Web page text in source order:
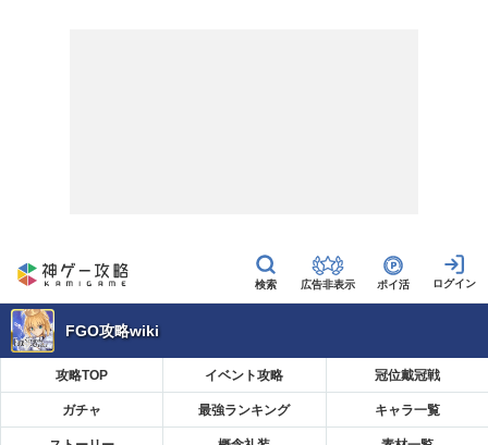
広告非表示 ポイ活
FGO攻略wiki
攻略TOP イベント攻略 冠位戴冠戦
ガチャ 最強ランキング キャラ一覧